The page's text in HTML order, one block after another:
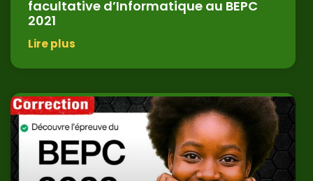
facultative d’Informatique au BEPC
2021
Lire plus